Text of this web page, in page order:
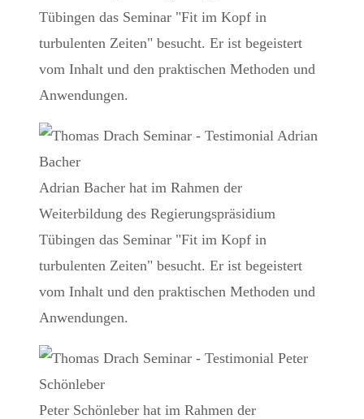
Tübingen das Seminar "Fit im Kopf in
turbulenten Zeiten" besucht. Er ist begeistert
vom Inhalt und den praktischen Methoden und
Anwendungen.
Adrian Bacher hat im Rahmen der
Weiterbildung des Regierungspräsidium
Tübingen das Seminar "Fit im Kopf in
turbulenten Zeiten" besucht. Er ist begeistert
vom Inhalt und den praktischen Methoden und
Anwendungen.
Peter Schönleber hat im Rahmen der